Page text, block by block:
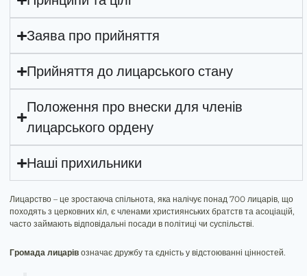
Заява про прийняття
Прийняття до лицарського стану
Положення про внески для членів
лицарського ордену
Наші прихильники
Лицарство – це зростаюча спільнота, яка налічує понад 700 лицарів, що
походять з церковних кіл, є членами християнських братств та асоціацій,
часто займають відповідальні посади в політиці чи суспільстві.
Громада лицарів означає дружбу та єдність у відстоюванні цінностей.